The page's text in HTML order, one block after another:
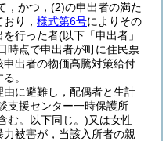
かつ，(2)の申出者の満た
り， 様式第6号によりその
行った者(以下「申出者」
時点で申出者が町に住民票
出者の物価高騰対策給付
。
に避難し，配偶者と生計
支援センター一時保護所
む。以下同じ。)又は女性
被害が，当該入所者の親